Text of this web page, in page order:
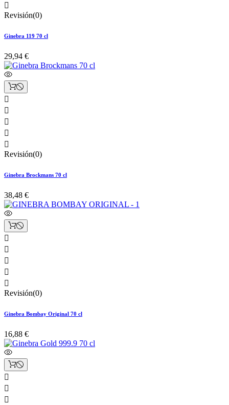

Revisión(0)
Ginebra 119 70 cl
29,94 €





Revisión(0)
Ginebra Brockmans 70 cl
38,48 €





Revisión(0)
Ginebra Bombay Original 70 cl
16,88 €


